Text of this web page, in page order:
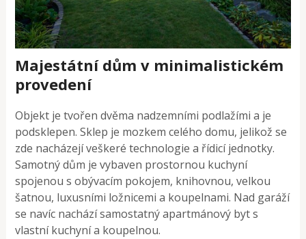
Majestátní dům v minimalistickém
provedení
Objekt je tvořen dvěma nadzemními podlažími a je
podsklepen. Sklep je mozkem celého domu, jelikož se
zde nacházejí veškeré technologie a řídicí jednotky.
Samotný dům je vybaven prostornou kuchyní
spojenou s obývacím pokojem, knihovnou, velkou
šatnou, luxusními ložnicemi a koupelnami. Nad garáží
se navíc nachází samostatný apartmánový byt s
vlastní kuchyní a koupelnou.